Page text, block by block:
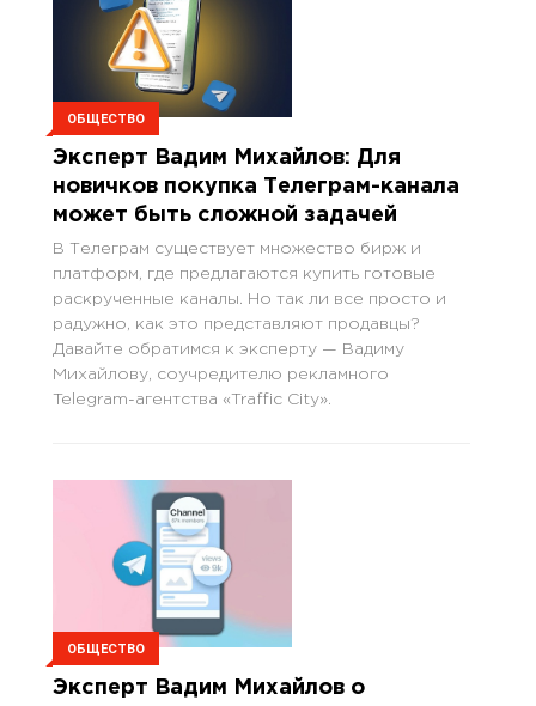
ОБЩЕСТВО
Эксперт Вадим Михайлов: Для
новичков покупка Телеграм-канала
может быть сложной задачей
В Телеграм существует множество бирж и
платформ, где предлагаются купить готовые
раскрученные каналы. Но так ли все просто и
радужно, как это представляют продавцы?
Давайте обратимся к эксперту — Вадиму
Михайлову, соучредителю рекламного
Telegram-агентства «Traffic City».
ОБЩЕСТВО
Эксперт Вадим Михайлов о